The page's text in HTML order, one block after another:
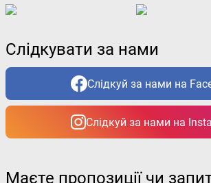
Слідкувати за нами
Слідкуй за нами на
Слідкуй за нами на
Маєте пропозиції чи